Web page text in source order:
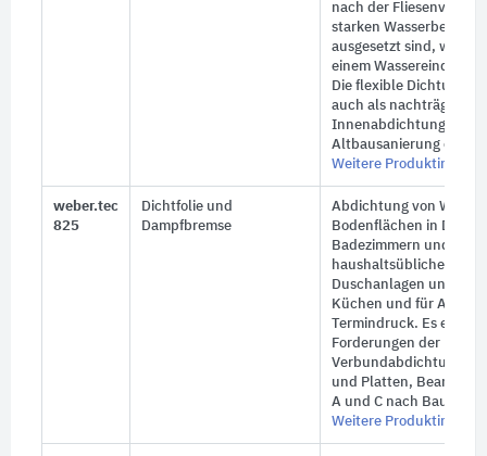
nach der
starken
ausgesetzt sind,
einem
Die flexible
auch als nachträgliche
Innenabdichtung in der
Altbausanierung
Weitere
weber.tec
825
Dichtfolie und
Dampfbremse
Abdichtung von Wand-
Bodenflächen in
Badezimmern und
haushaltsüblicher
Duschanlagen und
Küchen und für
Termindruck. Es erfüllt
Forderungen der
Verbundabdichtung
und Platten,
A und C nach
Weitere